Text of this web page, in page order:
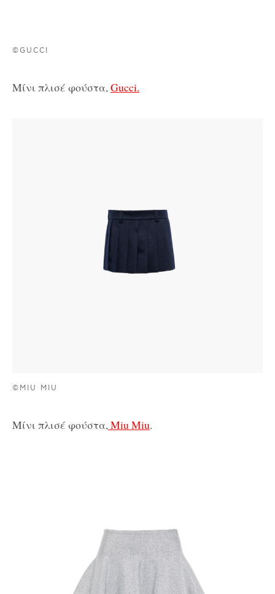
©GUCCI
Μίνι πλισέ φούστα, Gucci.
©MIU MIU
Μίνι πλισέ φούστα, Miu Miu.